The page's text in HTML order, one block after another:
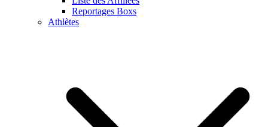
Reportages Boxs
Athlètes